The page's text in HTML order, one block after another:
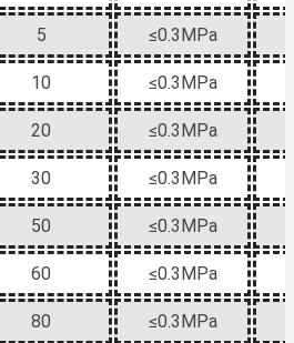
5 ≤0.3MPa
10 ≤0.3MPa
20 ≤0.3MPa
30 ≤0.3MPa
50 ≤0.3MPa
60 ≤0.3MPa
80 ≤0.3MPa